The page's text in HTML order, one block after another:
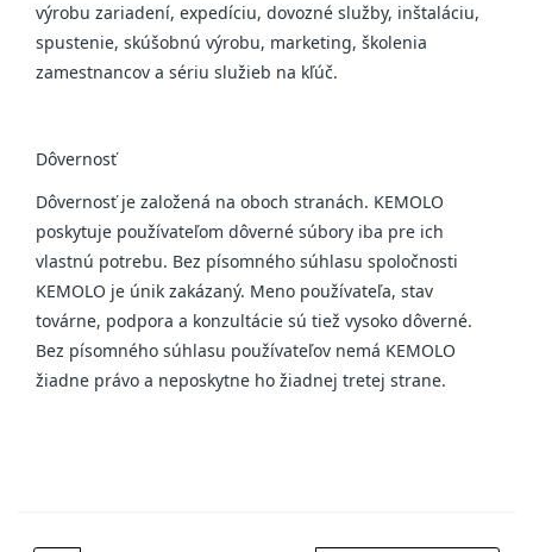
výrobu zariadení, expedíciu, dovozné služby, inštaláciu,
spustenie, skúšobnú výrobu, marketing, školenia
zamestnancov a sériu služieb na kľúč.
Dôvernosť
Dôvernosť je založená na oboch stranách. KEMOLO
poskytuje používateľom dôverné súbory iba pre ich
vlastnú potrebu. Bez písomného súhlasu spoločnosti
KEMOLO je únik zakázaný. Meno používateľa, stav
továrne, podpora a konzultácie sú tiež vysoko dôverné.
Bez písomného súhlasu používateľov nemá KEMOLO
žiadne právo a neposkytne ho žiadnej tretej strane.